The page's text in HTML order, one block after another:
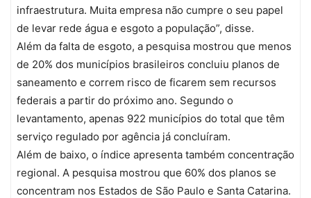
infraestrutura. Muita empresa não cumpre o seu papel
de levar rede água e esgoto a população”, disse.
Além da falta de esgoto, a pesquisa mostrou que menos
de 20% dos municípios brasileiros concluiu planos de
saneamento e correm risco de ficarem sem recursos
federais a partir do próximo ano. Segundo o
levantamento, apenas 922 municípios do total que têm
serviço regulado por agência já concluíram.
Além de baixo, o índice apresenta também concentração
regional. A pesquisa mostrou que 60% dos planos se
concentram nos Estados de São Paulo e Santa Catarina.